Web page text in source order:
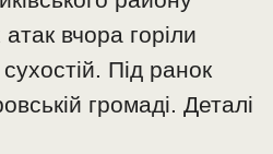
вчора горіли
Під ранок
громаді. Деталі